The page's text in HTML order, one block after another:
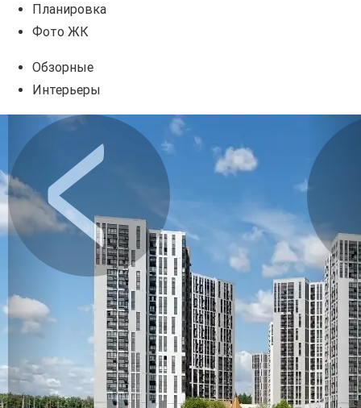
Планировка
Фото ЖК
Обзорные
Интерьеры
Предыдущее